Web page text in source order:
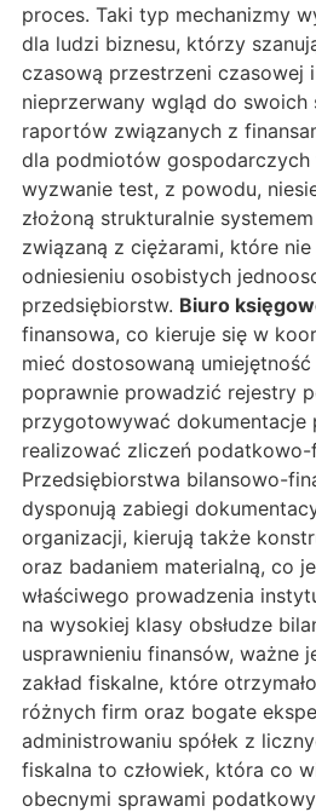
proces. Taki typ mechanizmy
dla ludzi biznesu, którzy
czasową przestrzeni czasowej
nieprzerwany wgląd do swoich
raportów związanych z
dla podmiotów
wyzwanie test, z powodu,
złożoną strukturalnie
związaną z ciężarami, które
odniesieniu osobistych
przedsiębiorstw. Biuro
finansowa, co kieruje się w
mieć dostosowaną
poprawnie prowadzić rejestry
przygotowywać dokumentacje
realizować zliczeń podatkowo-
Przedsiębiorstwa bilansowo-
dysponują zabiegi
organizacji, kierują także
oraz badaniem materialną, co
właściwego prowadzenia
na wysokiej klasy obsłudze
usprawnieniu finansów, ważne
zakład fiskalne, które
różnych firm oraz bogate
administrowaniu spółek z
fiskalna to człowiek, która co
obecnymi sprawami